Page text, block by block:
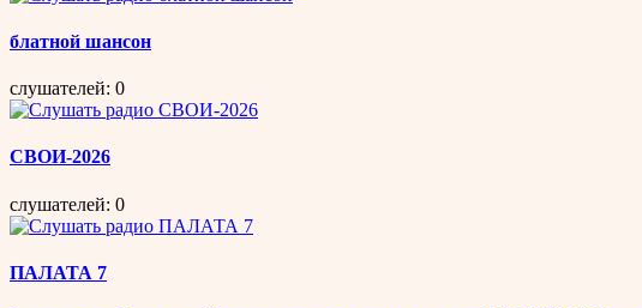
блатной шансон
слушателей: 0
СВОИ-2026
слушателей: 0
ПАЛАТА 7